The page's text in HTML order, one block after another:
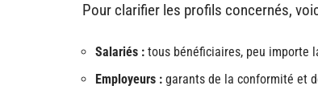
Pour clarifier les profils concernés,
Salariés : tous bénéficiaires, peu importe
Employeurs : garants de la conformité et